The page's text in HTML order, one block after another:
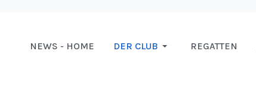
NEWS - HOME DER CLUB REGATTEN